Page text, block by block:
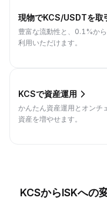
現物でKCS/USDTを取
豊富な流動性と、0.1%か
利用いただけます。
KCSで資産運用
かんたん資産運用とオンチ
資産を増やせます。
KCSからISKへの